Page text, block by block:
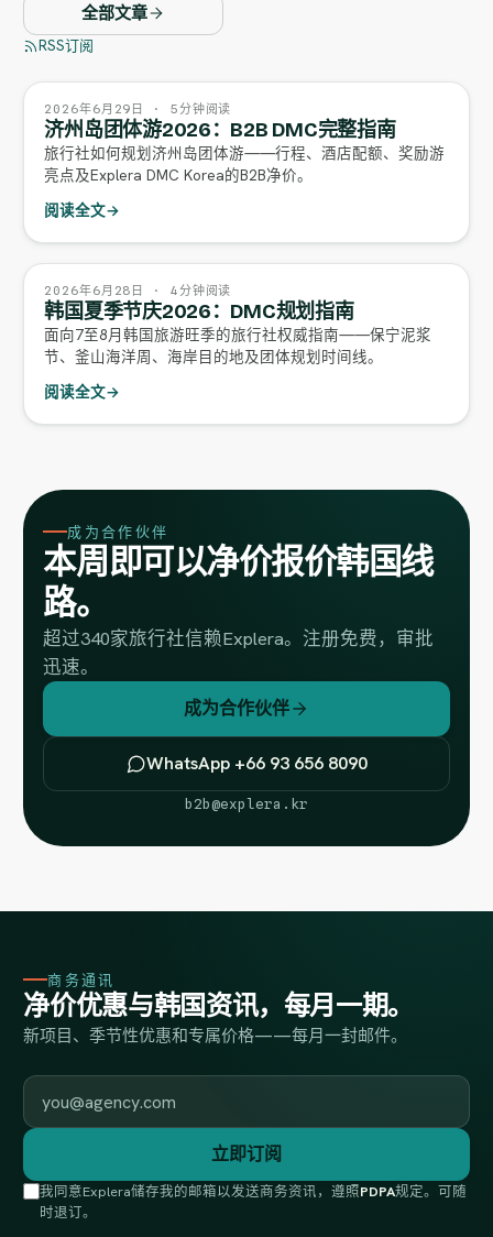
全部文章
RSS订阅
2026年6月29日 · 5分钟阅读
济州岛团体游2026：B2B DMC完整指南
旅行社如何规划济州岛团体游——行程、酒店配额、奖励游
亮点及Explera DMC Korea的B2B净价。
阅读全文→
2026年6月28日 · 4分钟阅读
韩国夏季节庆2026：DMC规划指南
面向7至8月韩国旅游旺季的旅行社权威指南——保宁泥浆
节、釜山海洋周、海岸目的地及团体规划时间线。
阅读全文→
成为合作伙伴
本周即可以净价报价韩国线
路。
超过340家旅行社信赖Explera。注册免费，审批
迅速。
成为合作伙伴
WhatsApp +66 93 656 8090
b2b@explera.kr
商务通讯
净价优惠与韩国资讯，每月一期。
新项目、季节性优惠和专属价格——每月一封邮件。
工作邮箱
立即订阅
我同意Explera储存我的邮箱以发送商务资讯，遵照PDPA规定。可随
时退订。